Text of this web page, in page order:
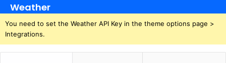
Weather
You need to set the Weather API Key in the theme options page >
Integrations.